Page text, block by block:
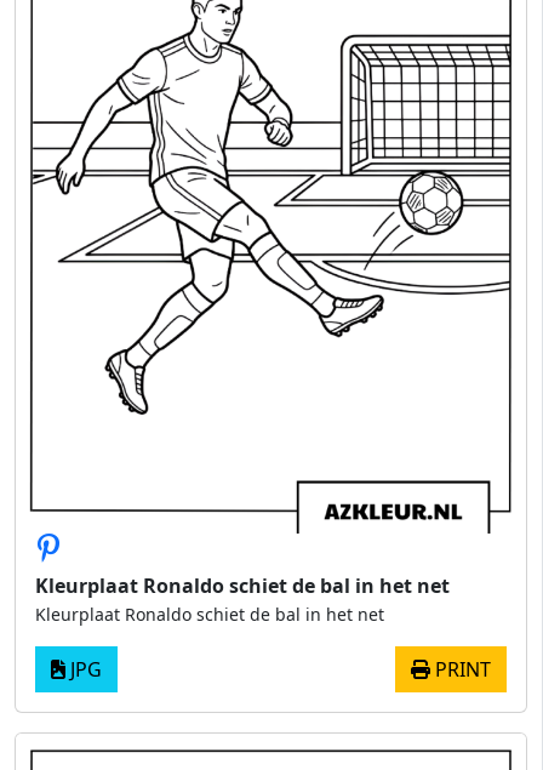
Kleurplaat Ronaldo schiet de bal in het net
Kleurplaat Ronaldo schiet de bal in het net
JPG PRINT